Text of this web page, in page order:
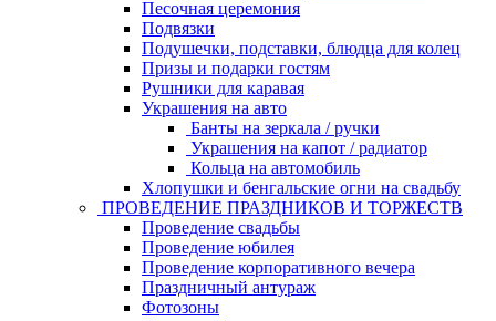
Песочная церемония
Подвязки
Подушечки, подставки, блюдца для колец
Призы и подарки гостям
Рушники для каравая
Украшения на авто
Банты на зеркала / ручки
Украшения на капот / радиатор
Кольца на автомобиль
Хлопушки и бенгальские огни на свадьбу
ПРОВЕДЕНИЕ ПРАЗДНИКОВ И ТОРЖЕСТВ
Проведение свадьбы
Проведение юбилея
Проведение корпоративного вечера
Праздничный антураж
Фотозоны